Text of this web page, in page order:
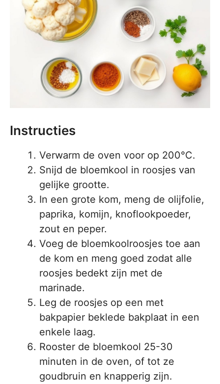
Instructies
Verwarm de oven voor op 200°C.
Snijd de bloemkool in roosjes van
gelijke grootte.
In een grote kom, meng de olijfolie,
paprika, komijn, knoflookpoeder,
zout en peper.
Voeg de bloemkoolroosjes toe aan
de kom en meng goed zodat alle
roosjes bedekt zijn met de
marinade.
Leg de roosjes op een met
bakpapier beklede bakplaat in een
enkele laag.
Rooster de bloemkool 25-30
minuten in de oven, of tot ze
goudbruin en knapperig zijn.